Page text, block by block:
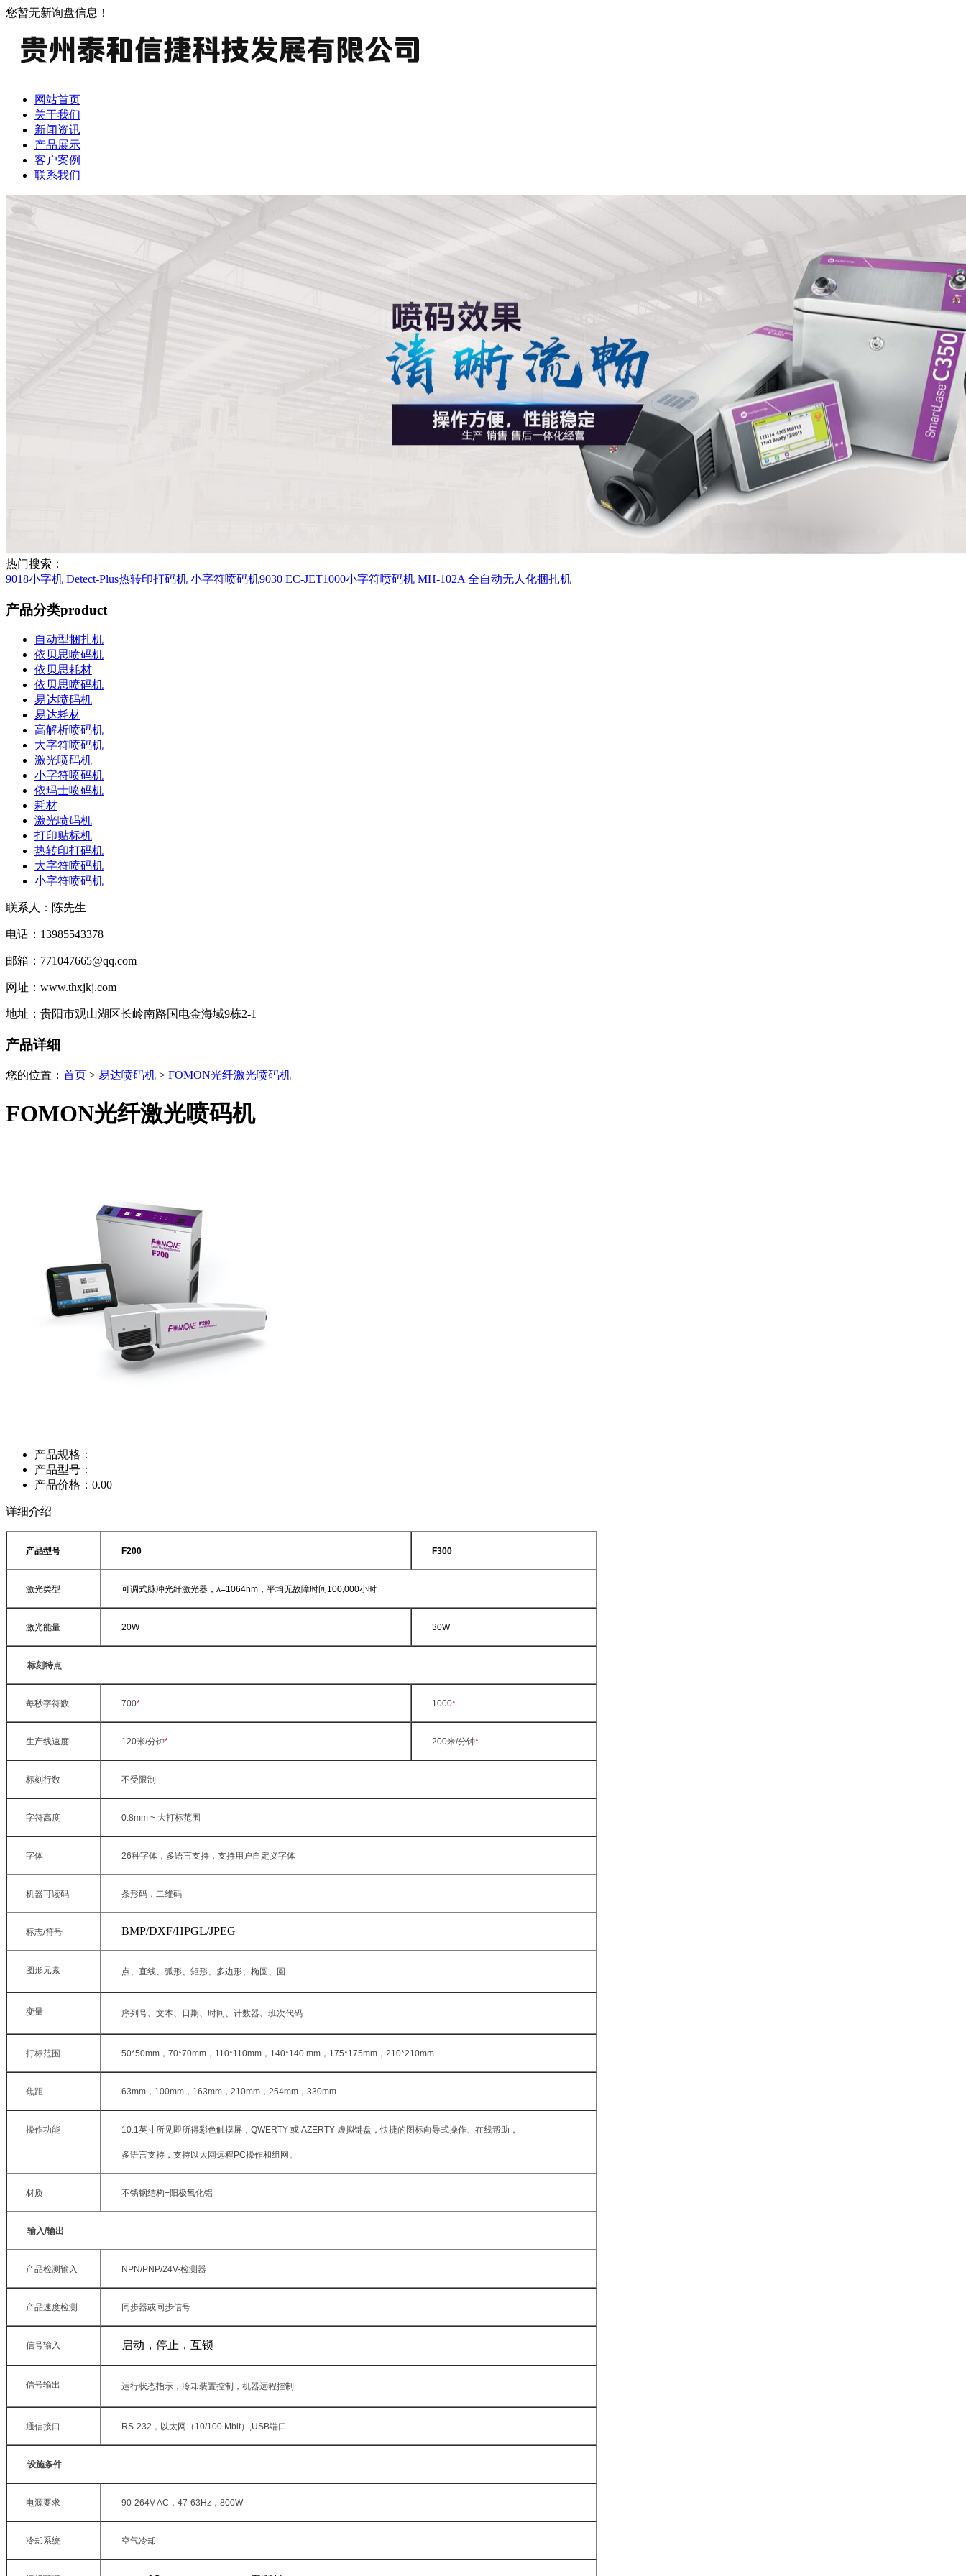
您暂无新询盘信息！
网站首页
关于我们
新闻资讯
产品展示
客户案例
联系我们
热门搜索：
9018小字机 Detect-Plus热转印打码机 小字符喷码机9030 EC-JET1000小字符喷码机 MH-102A 全自动无人化捆扎机
产品分类product
自动型捆扎机
依贝思喷码机
依贝思耗材
依贝思喷码机
易达喷码机
易达耗材
高解析喷码机
大字符喷码机
激光喷码机
小字符喷码机
依玛士喷码机
耗材
激光喷码机
打印贴标机
热转印打码机
大字符喷码机
小字符喷码机
联系人：陈先生
电话：13985543378
邮箱：771047665@qq.com
网址：www.thxjkj.com
地址：贵阳市观山湖区长岭南路国电金海域9栋2-1
产品详细
您的位置： 首页 > 易达喷码机 > FOMON光纤激光喷码机
FOMON光纤激光喷码机
产品规格：
产品型号：
产品价格：0.00
详细介绍
产品型号 F200 F300
激光类型 可调式脉冲光纤激光器，λ=1064nm ，平均无故障时间100,000小时
激光能量 20W 30W
标刻特点
每秒字符数 700* 1000*
生产线速度 120米/分钟* 200米/分钟*
标刻行数 不受限制
字符高度 0.8mm ~ 大打标范围
字体 26种字体，多语言支持，支持用户自定义字体
机器可读码 条形码，二维码
标志/符号 BMP/DXF/HPGL/JPEG
图形元素 点、直线、弧形、矩形、多边形、椭圆、圆
变量 序列号、文本、日期、时间、计数器、班次代码
打标范围 50*50mm ， 70*70mm ， 110*110mm ， 140*140 mm ， 175*175mm ， 210*210mm
焦距 63mm ， 100mm ， 163mm ， 210mm ， 254mm ， 330mm
操作功能 10.1 英寸所见即所得彩色触摸屏， QWERTY 或 AZERTY 虚拟键盘，快捷的图标向导式操作、在线帮助，
多语言支持，支持以太网远程PC操作和组网。
材质 不锈钢结构+阳极氧化铝
输入/输出
产品检测输入 NPN/PNP/24V-检测器
产品速度检测 同步器或同步信号
信号输入 启动，停止，互锁
信号输出 运行状态指示，冷却装置控制，机器远程控制
通信接口 RS-232 ，以太网（ 10/100 Mbit） ,USB端口
设施条件
电源要求 90-264V AC ， 47-63Hz ， 800W
冷却系统 空气冷却